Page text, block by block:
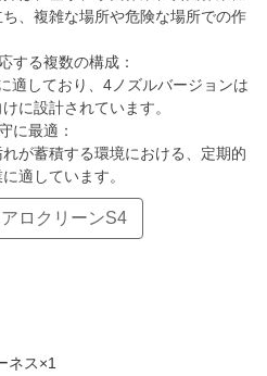
、複雑な場所や危険な場所での作
する複数の構成：
適しており、4ノズルバージョンは
に設計されています。
に最適：
が蓄積する環境における、定期的
適しています。
ロクリーンS4
ネス×1